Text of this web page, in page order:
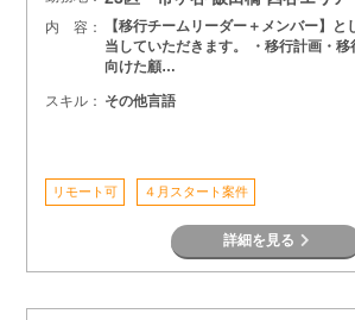
内 容：
【移行チームリーダー＋メンバー】と
当していただきます。 ・移行計画・
向けた顧…
スキル： その他言語
リモート可 ４月スタート案件
詳細を見る